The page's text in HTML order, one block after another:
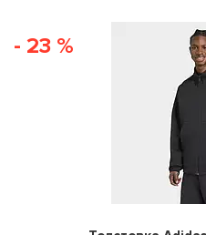
- 23 %